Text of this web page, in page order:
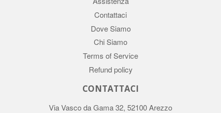
Contattaci
Dove Siamo
Chi Siamo
Terms of Service
Refund policy
CONTATTACI
Via Vasco da Gama 32, 52100 Arezzo